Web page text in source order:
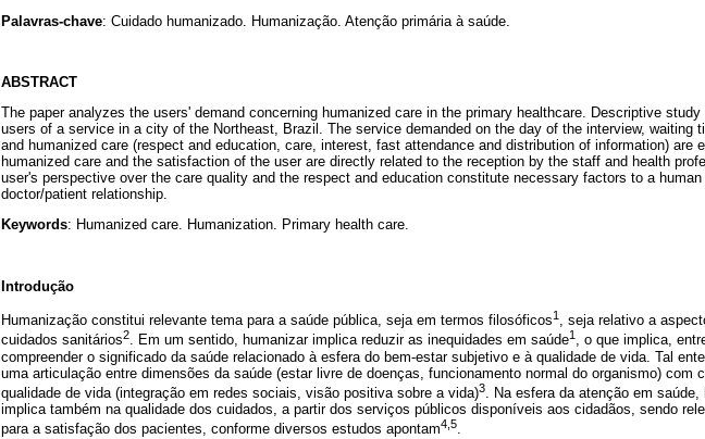
Palavras-chave: Cuidado humanizado. Humanização. Atenção primária à saúde.
ABSTRACT
The paper analyzes the users' demand concerning humanized care in the primary healthcare. Descriptive
users of a service in a city of the Northeast, Brazil. The service demanded on the day of the interview, waiting
and humanized care (respect and education, care, interest, fast attendance and distribution of information) are
humanized care and the satisfaction of the user are directly related to the reception by the staff and health
user's perspective over the care quality and the respect and education constitute necessary factors to a
doctor/patient relationship.
Keywords: Humanized care. Humanization. Primary health care.
Introdução
Humanização constitui relevante tema para a saúde pública, seja em termos filosóficos1 , seja relativo a
cuidados sanitários2. Em um sentido, humanizar implica reduzir as inequidades em saúde1 , o que implica,
compreender o significado da saúde relacionado à esfera do bem-estar subjetivo e à qualidade de vida. Tal
uma articulação entre dimensões da saúde (estar livre de doenças, funcionamento normal do organismo) com
qualidade de vida (integração em redes sociais, visão positiva sobre a vida)3. Na esfera da atenção em saúde,
implica também na qualidade dos cuidados, a partir dos serviços públicos disponíveis aos cidadãos, sendo
para a satisfação dos pacientes, conforme diversos estudos apontam4,5.